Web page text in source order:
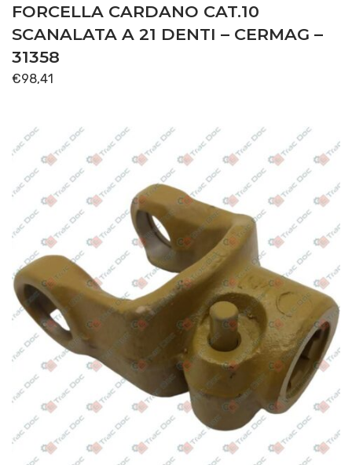
FORCELLA CARDANO CAT.10
SCANALATA A 21 DENTI – CERMAG –
31358
€98,41